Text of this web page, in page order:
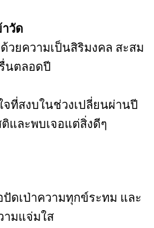
วัด
วยความเป็นสิริมงคล สะสม
นตลอดปี
ที่สงบในช่วงเปลี่ยนผ่านปี
และพบเจอแต่สิ่งดีๆ
ปัดเป่าความทุกข์ระทม และ
ามแจ่มใส